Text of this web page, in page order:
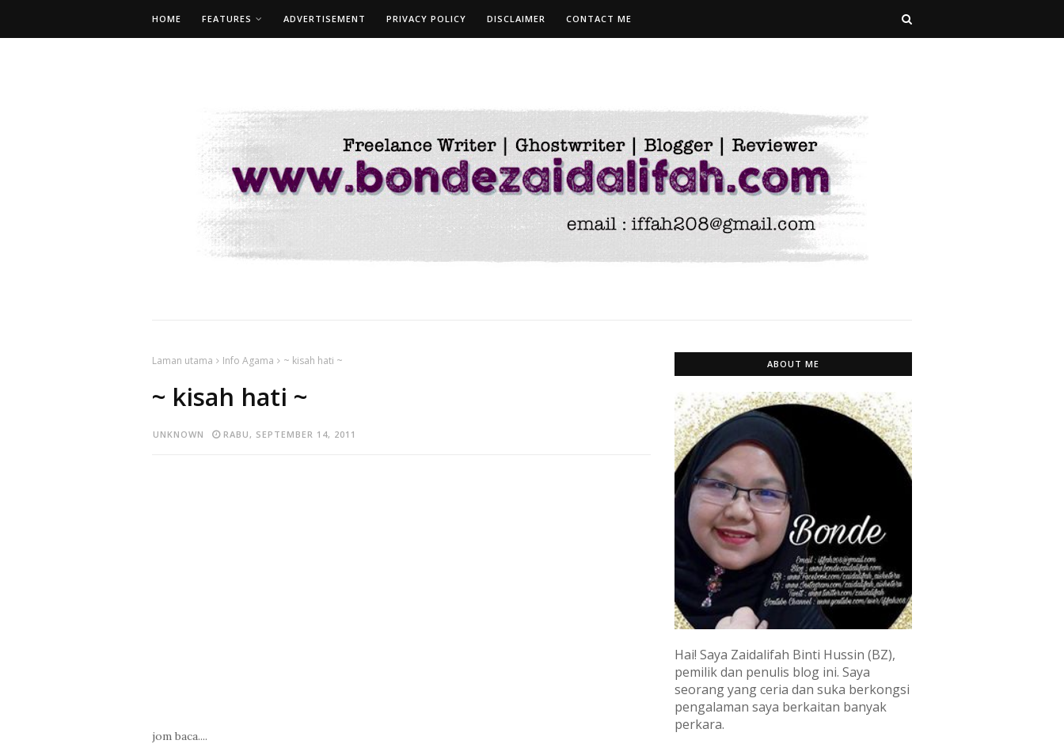
HOME FEATURES ADVERTISEMENT PRIVACY POLICY DISCLAIMER CONTACT ME
Laman utama Info Agama ~ kisah hati ~
~ kisah hati ~
UNKNOWN RABU, SEPTEMBER 14, 2011
jom baca....
ABOUT ME
Hai! Saya Zaidalifah Binti Hussin (BZ),
pemilik dan penulis blog ini. Saya
seorang yang ceria dan suka berkongsi
pengalaman saya berkaitan banyak
perkara.